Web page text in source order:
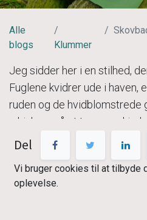
Alle
blogs
Klummer
Jeg sidder her i en stilhed,
Fuglene kvidrer ude i haven,
ruden og de hvidblomstrede
whiskers på et trommeskind.
som ellers elsker at høre
Falch, The Doors, Bremer/
Del
Vi bruger cookies til at tilbyde
oplevelse.